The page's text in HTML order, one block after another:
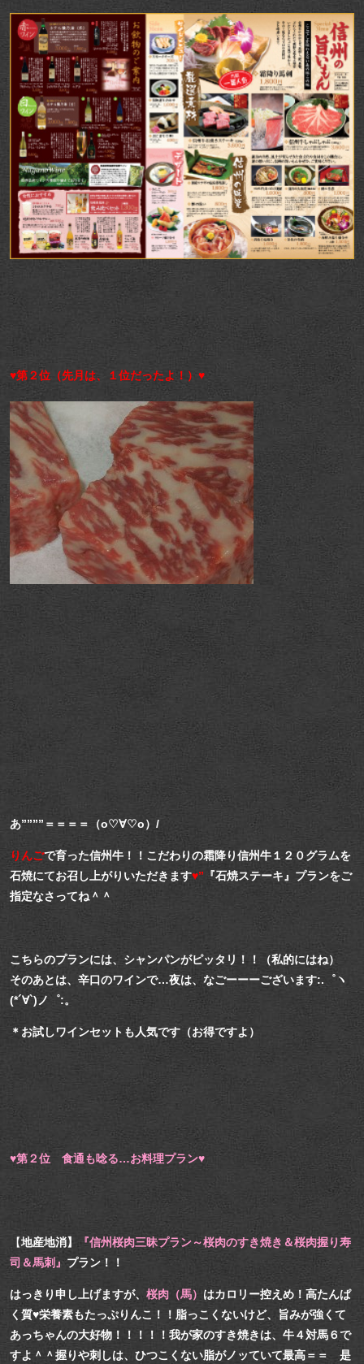
♥第２位（先月は、１位だったよ！）♥
あ””””＝＝＝＝（о♡∀♡о）/
りんごで育った信州牛！！こだわりの霜降り信州牛１２０グラムを
石焼にてお召し上がりいただきます♥” 『石焼ステーキ』プランをご
指定なさってね＾＾
こちらのプランには、シャンパンがピッタリ！！（私的にはね）
そのあとは、辛口のワインで…夜は、なごーーーございます:.゜ヽ
(*´∀`)ノ゜:。
＊お試しワインセットも人気です（お得ですよ）
♥第２位 食通も唸る…お料理プラン♥
【地産地消】
『信州桜肉三昧プラン～桜肉のすき焼き＆桜肉握り寿
司＆馬刺』 プラン！！
はっきり申し上げますが、 桜肉（馬） はカロリー控えめ！高たんぱ
く質♥栄養素もたっぷりんこ！！ 脂っこくないけど、旨みが強くて
あっちゃんの大好物！！！！！我が家のすき焼きは、牛４対馬６で
すよ＾＾握りや刺しは、ひつこくない脂がノッていて最高＝＝ 是